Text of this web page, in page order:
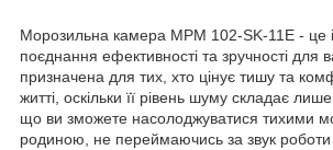
Морозильна камера MPM 102-SK-11E - це
поєднання ефективності та зручності для
призначена для тих, хто цінує тишу та
житті, оскільки її рівень шуму складає
що ви зможете насолоджуватися тихими
родиною, не переймаючись за звук